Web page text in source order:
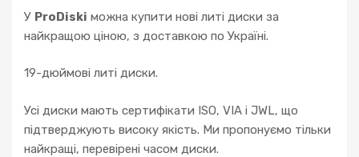
кількість
У ProDiski можна купити нові литі диски за
найкращою ціною, з доставкою по Україні.
19-дюймові литі диски.
Усі диски мають сертифікати ISO, VIA і JWL, що
підтверджують високу якість. Ми пропонуємо тільки
найкращі, перевірені часом диски.